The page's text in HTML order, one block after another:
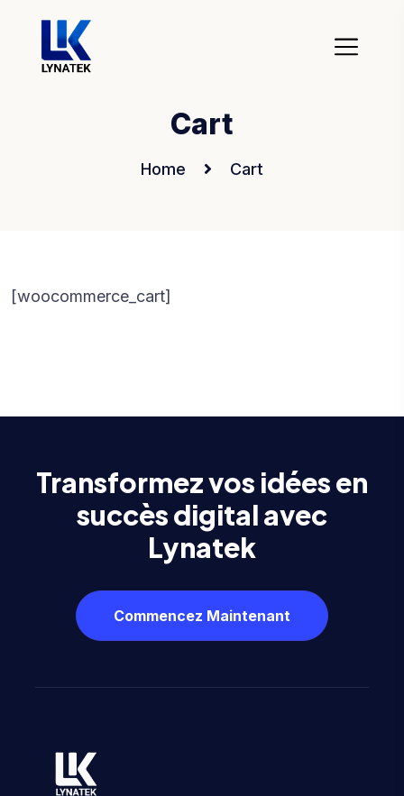
Cart
Home Cart
[woocommerce_cart]
Transformez vos idées en
succès digital avec
Lynatek
Commencez Maintenant